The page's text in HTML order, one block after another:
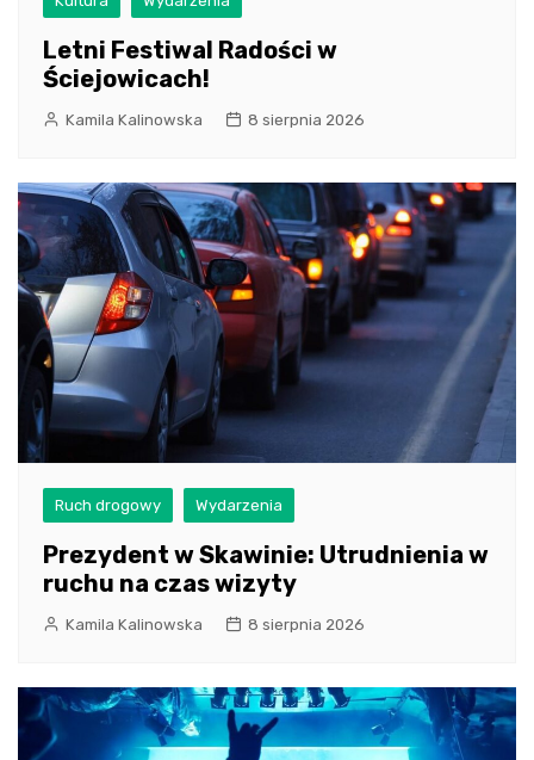
Letni Festiwal Radości w
Ściejowicach!
Kamila Kalinowska 8 sierpnia 2026
Ruch drogowy Wydarzenia
Prezydent w Skawinie: Utrudnienia w
ruchu na czas wizyty
Kamila Kalinowska 8 sierpnia 2026